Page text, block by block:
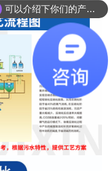
可以介绍下你们的产品么